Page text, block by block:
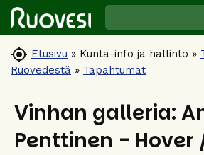
 Etusivu » Kunta-info ja hallinto »
Ruovedestä » Tapahtumat
Vinhan galleria:
Penttinen - Hover